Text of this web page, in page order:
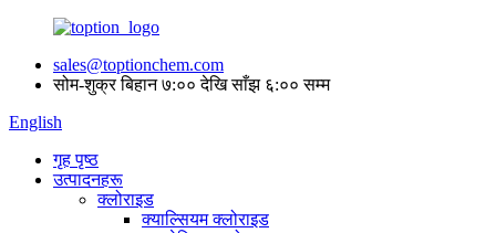
sales@toptionchem.com
सोम-शुक्र बिहान ७:०० देखि साँझ ६:०० सम्म
English
गृह पृष्ठ
उत्पादनहरू
क्लोराइड
क्याल्सियम क्लोराइड